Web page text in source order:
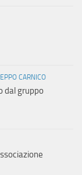
CARNICO
dal gruppo